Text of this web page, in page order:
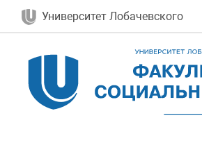
Университет Лобачевского